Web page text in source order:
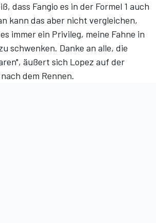
dass Fangio es in der Formel 1 auch
kann das aber nicht vergleichen,
immer ein Privileg, meine Fahne in
schwenken. Danke an alle, die
äußert sich Lopez auf der
dem Rennen.